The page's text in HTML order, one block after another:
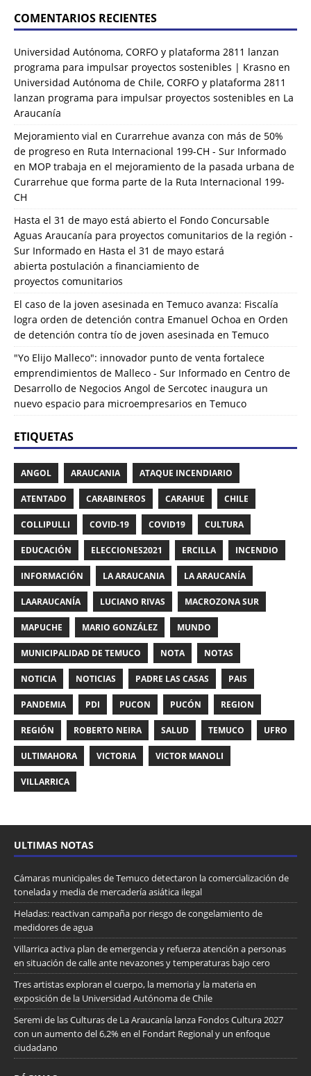
COMENTARIOS RECIENTES
Universidad Autónoma, CORFO y plataforma 2811 lanzan
programa para impulsar proyectos sostenibles | Krasno en
Universidad Autónoma de Chile, CORFO y plataforma 2811
lanzan programa para impulsar proyectos sostenibles en La
Araucanía
Mejoramiento vial en Curarrehue avanza con más de 50%
de progreso en Ruta Internacional 199-CH - Sur Informado
en MOP trabaja en el mejoramiento de la pasada urbana de
Curarrehue que forma parte de la Ruta Internacional 199-
CH
Hasta el 31 de mayo está abierto el Fondo Concursable
Aguas Araucanía para proyectos comunitarios de la región -
Sur Informado en Hasta el 31 de mayo estará
abierta postulación a financiamiento de
proyectos comunitarios
El caso de la joven asesinada en Temuco avanza: Fiscalía
logra orden de detención contra Emanuel Ochoa en Orden
de detención contra tío de joven asesinada en Temuco
"Yo Elijo Malleco": innovador punto de venta fortalece
emprendimientos de Malleco - Sur Informado en Centro de
Desarrollo de Negocios Angol de Sercotec inaugura un
nuevo espacio para microempresarios en Temuco
ETIQUETAS
ANGOL ARAUCANIA ATAQUE INCENDIARIO
ATENTADO CARABINEROS CARAHUE CHILE
COLLIPULLI COVID-19 COVID19 CULTURA
EDUCACIÓN ELECCIONES2021 ERCILLA INCENDIO
INFORMACIÓN LA ARAUCANIA LA ARAUCANÍA
LAARAUCANÍA LUCIANO RIVAS MACROZONA SUR
MAPUCHE MARIO GONZÁLEZ MUNDO
MUNICIPALIDAD DE TEMUCO NOTA NOTAS
NOTICIA NOTICIAS PADRE LAS CASAS PAIS
PANDEMIA PDI PUCON PUCÓN REGION
REGIÓN ROBERTO NEIRA SALUD TEMUCO UFRO
ULTIMAHORA VICTORIA VICTOR MANOLI
VILLARRICA
ULTIMAS NOTAS
Cámaras municipales de Temuco detectaron la comercialización de
tonelada y media de mercadería asiática ilegal
Heladas: reactivan campaña por riesgo de congelamiento de
medidores de agua
Villarrica activa plan de emergencia y refuerza atención a personas
en situación de calle ante nevazones y temperaturas bajo cero
Tres artistas exploran el cuerpo, la memoria y la materia en
exposición de la Universidad Autónoma de Chile
Seremi de las Culturas de La Araucanía lanza Fondos Cultura 2027
con un aumento del 6,2% en el Fondart Regional y un enfoque
ciudadano